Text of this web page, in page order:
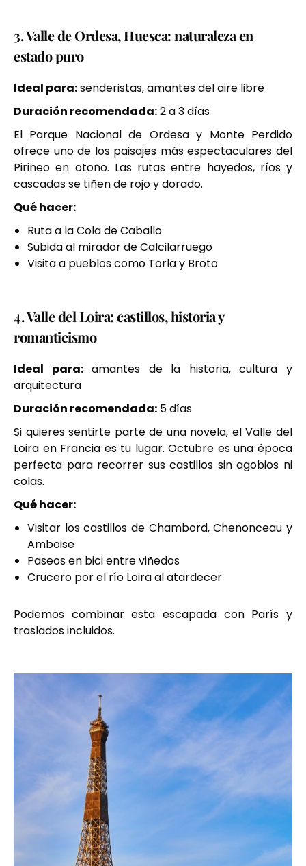
3. Valle de Ordesa, Huesca: naturaleza en
estado puro
Ideal para:senderistas, amantes del aire libre
Duración recomendada:2 a 3 días
El Parque Nacional de Ordesa y Monte Perdido
ofrece uno de los paisajes más espectaculares del
Pirineo en otoño. Las rutas entre hayedos, ríos y
cascadas se tiñen de rojo y dorado.
Qué hacer:
Ruta a la Cola de Caballo
Subida al mirador de Calcilarruego
Visita a pueblos como Torla y Broto
4. Valle del Loira: castillos, historia y
romanticismo
Ideal para:amantes de la historia, cultura y
arquitectura
Duración recomendada: 5 días
Si quieres sentirte parte de una novela, el Valle del
Loira en Francia es tu lugar. Octubre es una época
perfecta para recorrer sus castillos sin agobios ni
colas.
Qué hacer:
Visitar los castillos de Chambord, Chenonceau y
Amboise
Paseos en bici entre viñedos
Crucero por el río Loira al atardecer
Podemos combinar esta escapada con París y
traslados incluidos.